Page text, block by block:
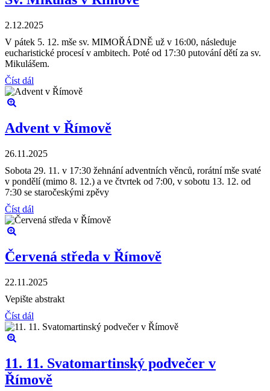
2.12.2025
V pátek 5. 12. mše sv. MIMOŘÁDNĚ už v 16:00, následuje
eucharistické procesí v ambitech. Poté od 17:30 putování dětí za sv.
Mikulášem.
Číst dál
Advent v Římově
26.11.2025
Sobota 29. 11. v 17:30 žehnání adventních věnců, rorátní mše svaté
v pondělí (mimo 8. 12.) a ve čtvrtek od 7:00, v sobotu 13. 12. od
7:30 se staročeskými zpěvy
Číst dál
Červená středa v Římově
22.11.2025
Vepište abstrakt
Číst dál
11. 11. Svatomartinský podvečer v
Římově